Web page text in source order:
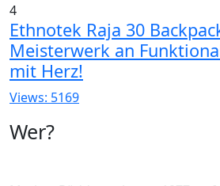
4
Ethnotek Raja 30
Meisterwerk an
mit Herz!
Views: 5169
Wer?